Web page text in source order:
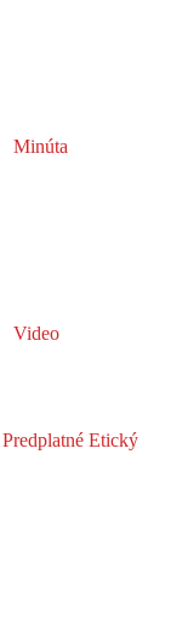
Minúta
Video
Predplatné Etický